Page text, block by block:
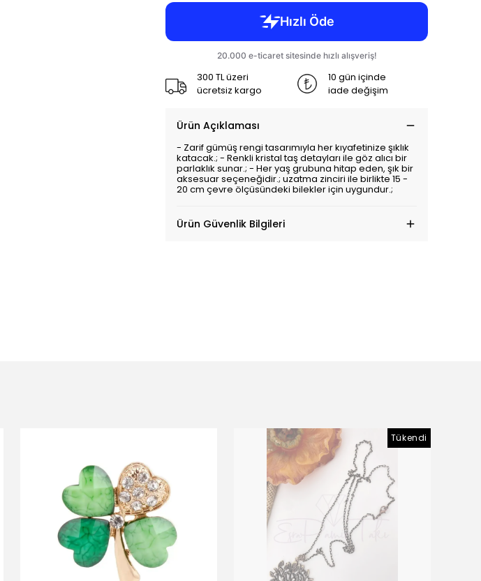
300 TL üzeri
ücretsiz kargo
10 gün içinde
iade değişim
Ürün Açıklaması
- Zarif gümüş rengi tasarımıyla her kıyafetinize şıklık
katacak.; - Renkli kristal taş detayları ile göz alıcı bir
parlaklık sunar.; - Her yaş grubuna hitap eden, şık bir
aksesuar seçeneğidir.; uzatma zinciri ile birlikte 15 -
20 cm çevre ölçüsündeki bilekler için uygundur.;
Ürün Güvenlik Bilgileri
Tükendi